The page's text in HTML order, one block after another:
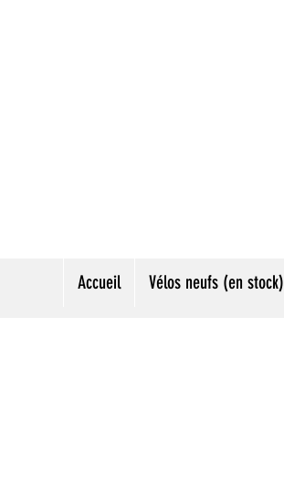
Accueil Vélos neufs (en stock)